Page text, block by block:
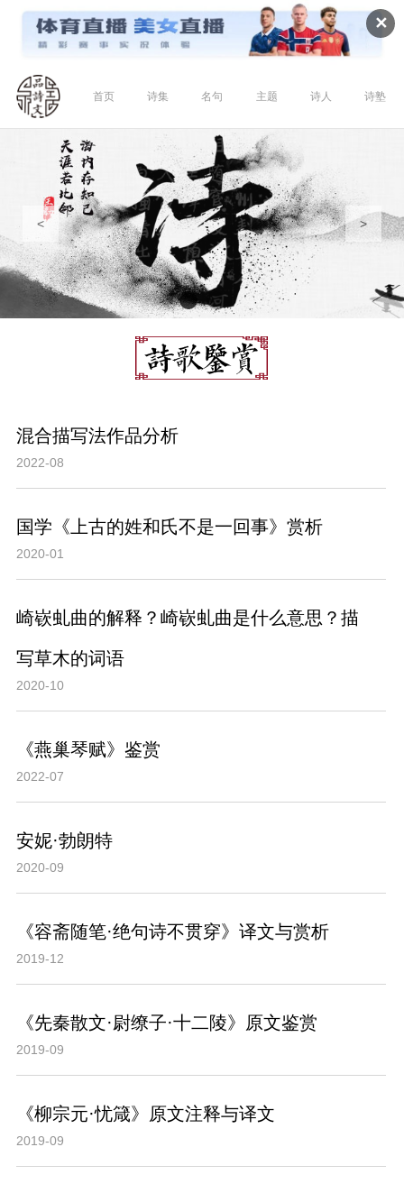
✕
首页 诗集 名句 主题 诗人 诗塾
< >
混合描写法作品分析
2022-08
国学《上古的姓和氏不是一回事》赏析
2020-01
崎嵚虬曲的解释？崎嵚虬曲是什么意思？描
写草木的词语
2020-10
《燕巢琴赋》鉴赏
2022-07
安妮·勃朗特
2020-09
《容斋随笔·绝句诗不贯穿》译文与赏析
2019-12
《先秦散文·尉缭子·十二陵》原文鉴赏
2019-09
《柳宗元·忧箴》原文注释与译文
2019-09